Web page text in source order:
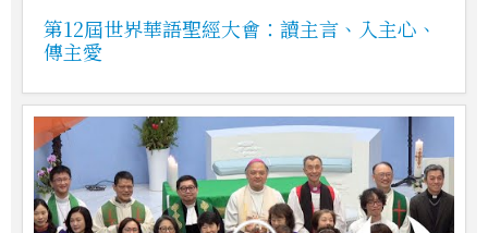
第12屆世界華語聖經大會：讀主言、入主心、
傳主愛